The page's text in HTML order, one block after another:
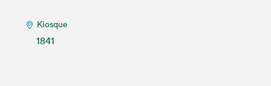
Kiosque
1841